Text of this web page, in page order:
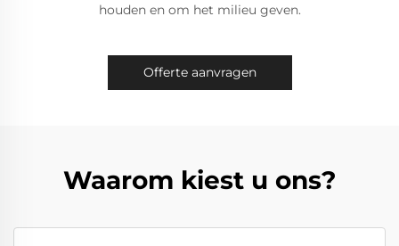
houden en om het milieu geven.
Offerte aanvragen
Waarom kiest u ons?